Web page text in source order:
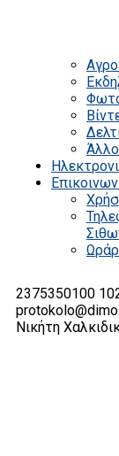
2375350100
Νικήτη